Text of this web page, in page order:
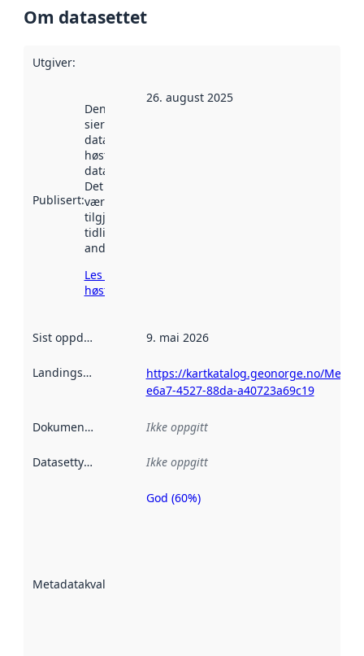
Om datasettet
Utgiver:
Publisert:
Denne datoen
sier når
datasettet ble
høstet av
data.norge.no.
Det kan ha
vært
tilgjengelig
tidligere
andre steder.
Les mer om
høsting her
26. august 2025
Sist oppdatert 9. mai 2026
Landingsside
https://kartkatalog.geonorge.no/
e6a7-4527-88da-a40723a69c19
Dokumentasjon Ikke oppgitt
Datasettype Ikke oppgitt
Metadatakvalitet
Metadatakvalitet
God (60%)